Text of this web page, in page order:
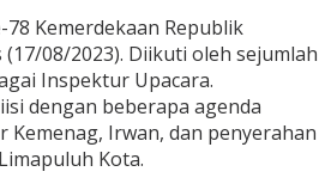
Kemerdekaan Republik
08/2023). Diikuti oleh sejumlah
Inspektur Upacara.
dengan beberapa agenda
Kemenag, Irwan, dan penyerahan
Kota.